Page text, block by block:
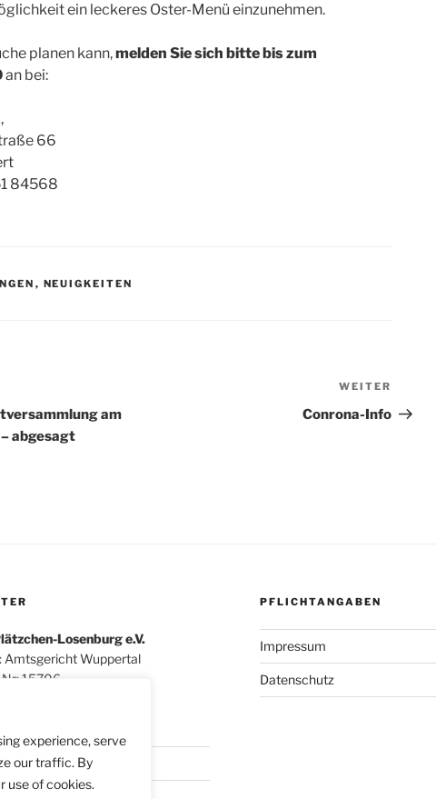
experience, serve
our traffic. By
use of cookies.
ein leckeres Oster-Menü einzunehmen.
planen kann,melden Sie sich bitte bis zum
an bei:
66
84568
, NEUIGKEITEN
am
abgesagt
Beitrag
WEITER
Conrona-Info
Losenburg e.V.
Amtsgericht Wuppertal
15706
PFLICHTANGABEN
Impressum
Datenschutz